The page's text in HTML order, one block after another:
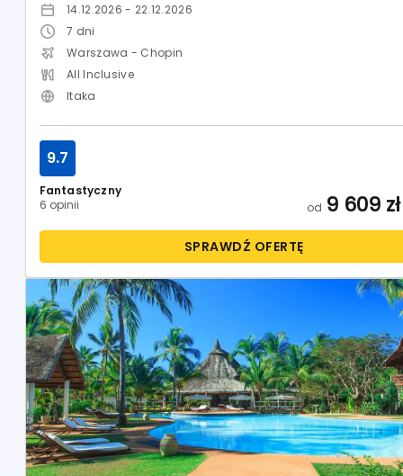
14.12.2026 - 22.12.2026
7 dni
Warszawa - Chopin
All Inclusive
Itaka
Fantastyczny
6 opinii
9.7
od 9 609 zł
SPRAWDŹ OFERTĘ